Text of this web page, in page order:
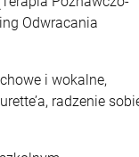
Odwracania
i wokalne,
radzenie